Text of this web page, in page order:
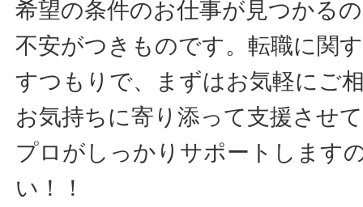
希望の条件のお仕事が見つかる
不安がつきものです。転職に関
すつもりで、まずはお気軽にご
お気持ちに寄り添って支援させ
プロがしっかりサポートします
い！！